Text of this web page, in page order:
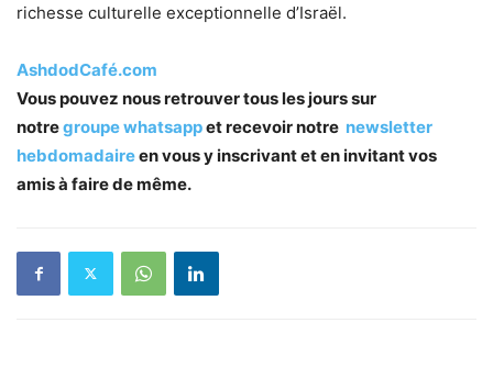
richesse culturelle exceptionnelle d’Israël.
AshdodCafé.com
Vous pouvez nous retrouver tous les jours sur
notregroupe whatsappet recevoir notre newsletter
hebdomadaireen vous y inscrivant et en invitant vos
amis à faire de même.